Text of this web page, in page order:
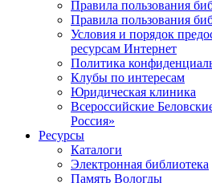
Правила пользования
Правила пользования
Условия и порядок
ресурсам Интернет
Политика
Клубы по интересам
Юридическая клиника
Всероссийские
Россия»
Ресурсы
Каталоги
Электронная библиотека
Память Вологды